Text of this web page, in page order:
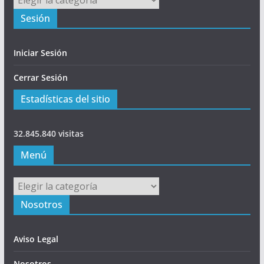
Sesión
Iniciar Sesión
Cerrar Sesión
Estadísticas del sitio
32.845.840 visitas
Menú
Menú
Nosotros
Aviso Legal